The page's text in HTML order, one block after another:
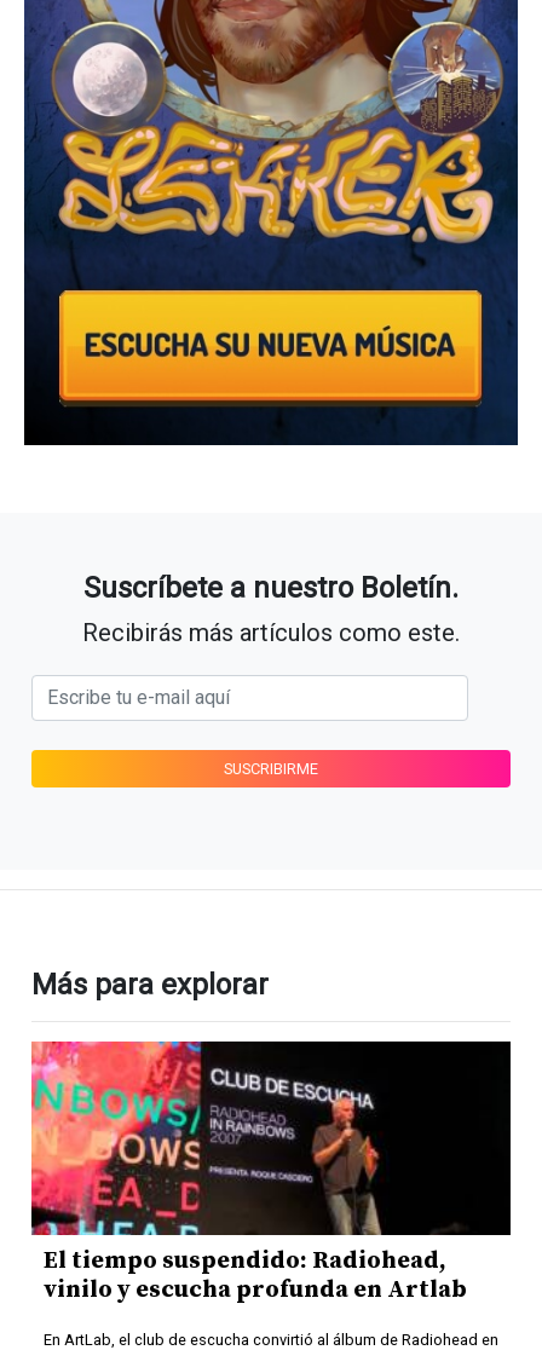
Suscríbete a nuestro Boletín.
Recibirás más artículos como este.
Más para explorar
El tiempo suspendido: Radiohead,
vinilo y escucha profunda en Artlab
En ArtLab, el club de escucha convirtió al álbum de Radiohead en